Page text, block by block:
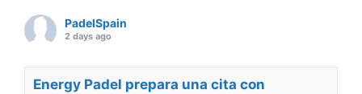
PadelSpain
2 days ago
Energy Padel prepara una cita con